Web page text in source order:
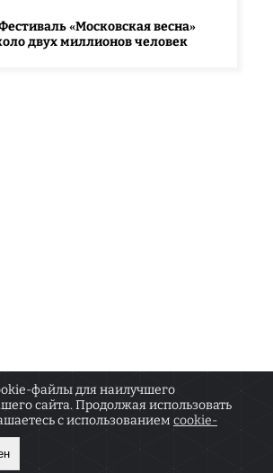
«Московская весна»
двух миллионов человек
РЕДАКЦИИ КОНТАКТЫ
издание «Москва.doc» зарегистрировано
технологий и массовых
(Роскомнадзор) 18 января 2022 г.
файлы для наилучшего
сайта. Продолжая использовать
с использованием cookie-